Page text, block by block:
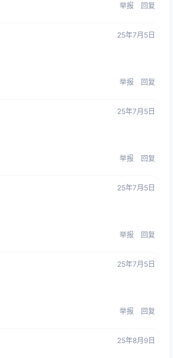
举报 回复
25年7月5日
举报 回复
25年7月5日
举报 回复
25年7月5日
举报 回复
25年7月5日
举报 回复
25年8月9日